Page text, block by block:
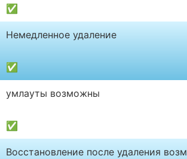
✅
Немедленное удаление
✅
умлауты возможны
✅
Восстановление после удаления